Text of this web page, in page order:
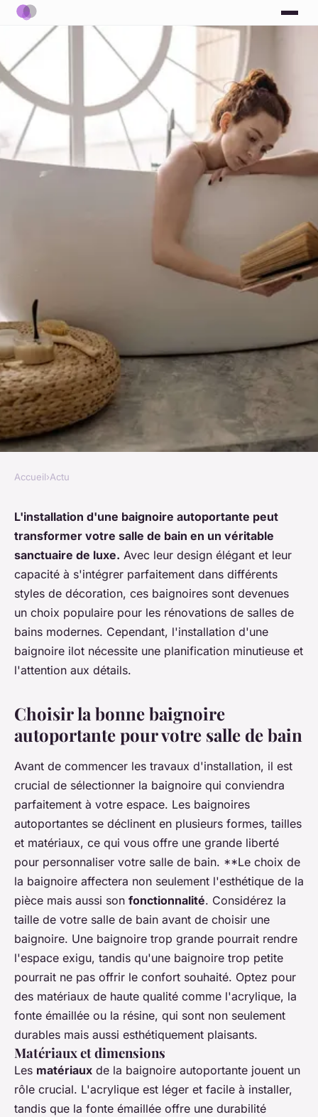
Quelle est la méthode pour
installer une baignoire
autoportante dans une salle de
bain moderne?
Accueil›Actu
L'installation d'une baignoire autoportante peut
transformer votre salle de bain en un véritable
sanctuaire de luxe. Avec leur design élégant et leur
capacité à s'intégrer parfaitement dans différents
styles de décoration, ces baignoires sont devenues
un choix populaire pour les rénovations de salles de
bains modernes. Cependant, l'installation d'une
baignoire ilot nécessite une planification minutieuse et
l'attention aux détails.
Choisir la bonne baignoire
autoportante pour votre salle de bain
Avant de commencer les travaux d'installation, il est
crucial de sélectionner la baignoire qui conviendra
parfaitement à votre espace. Les baignoires
autoportantes se déclinent en plusieurs formes, tailles
et matériaux, ce qui vous offre une grande liberté
pour personnaliser votre salle de bain. **Le choix de
la baignoire affectera non seulement l'esthétique de la
pièce mais aussi son fonctionnalité. Considérez la
taille de votre salle de bain avant de choisir une
baignoire. Une baignoire trop grande pourrait rendre
l'espace exigu, tandis qu'une baignoire trop petite
pourrait ne pas offrir le confort souhaité. Optez pour
des matériaux de haute qualité comme l'acrylique, la
fonte émaillée ou la résine, qui sont non seulement
durables mais aussi esthétiquement plaisants.
Matériaux et dimensions
Les matériaux de la baignoire autoportante jouent un
rôle crucial. L'acrylique est léger et facile à installer,
tandis que la fonte émaillée offre une durabilité